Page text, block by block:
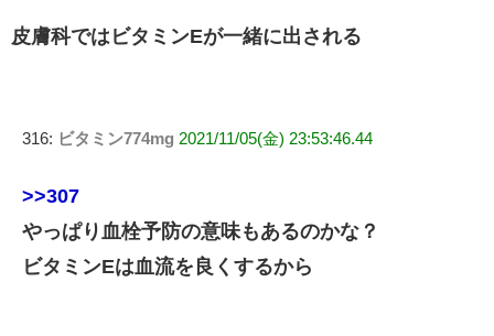
皮膚科ではビタミンEが一緒に出される
316: ビタミン774mg 2021/11/05(金) 23:53:46.44
>>307
やっぱり血栓予防の意味もあるのかな？
ビタミンEは血流を良くするから